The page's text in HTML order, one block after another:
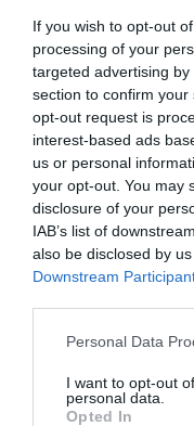
If you wish to opt-out
processing of your
targeted advertising
section to confirm
opt-out request is
interest-based ads
us or personal
your opt-out. You may
disclosure of your
IAB’s list of
also be disclosed by
Downstream
Personal Data
I want to opt-out
personal data.
Opted In